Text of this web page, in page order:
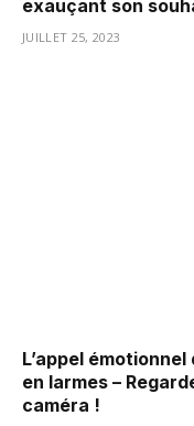
exauçant son
JUILLET 25, 2023
L’appel émotionnel
en larmes –
caméra !